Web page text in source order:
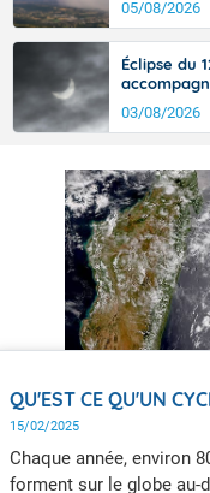
05/08/2026
Éclipse du
03/08/2026
QU'EST CE QU'UN
15/02/2025
Chaque année, environ
forment sur le globe au-